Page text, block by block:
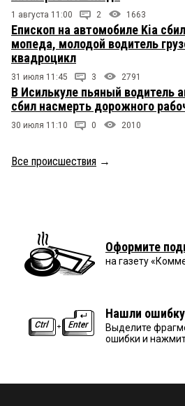
1 августа 11:00 2 1663
Епископ на автомобиле Kia
мопеда, молодой водитель
квадроцикл
31 июля 11:45 3 2791
В Исилькуле пьяный водитель
сбил насмерть дорожного
30 июля 11:10 0 2010
Все происшествия →
Оформите
на газету
Нашли
Выделите
ошибки и